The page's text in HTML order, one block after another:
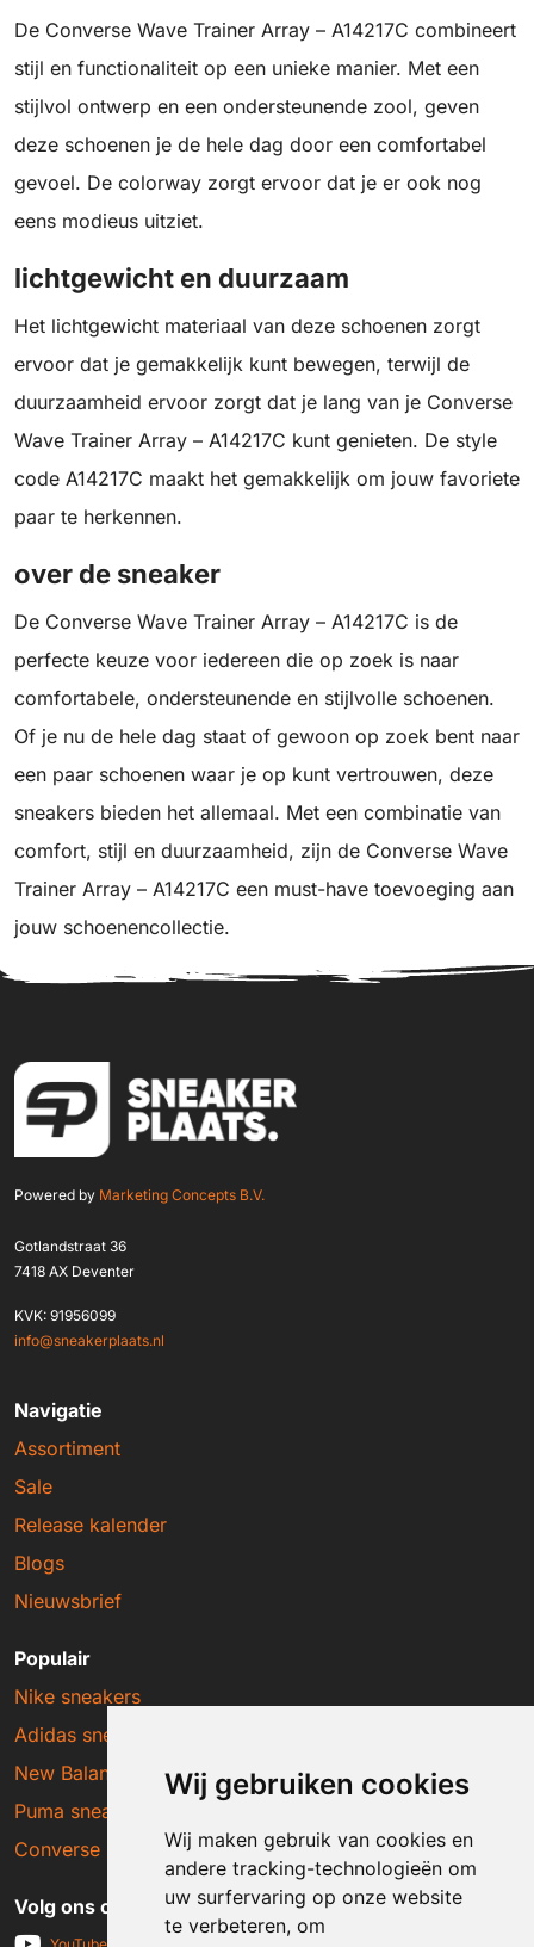
Wij gebruiken cookies
Wij maken gebruik van cookies en
andere tracking-technologieën om
uw surfervaring op onze website
te verbeteren, om
De Converse Wave Trainer Array – A14217C combineert
stijl en functionaliteit op een unieke manier. Met een
stijlvol ontwerp en een ondersteunende zool, geven
deze schoenen je de hele dag door een comfortabel
gevoel. De colorway zorgt ervoor dat je er ook nog
eens modieus uitziet.
lichtgewicht en duurzaam
Het lichtgewicht materiaal van deze schoenen zorgt
ervoor dat je gemakkelijk kunt bewegen, terwijl de
duurzaamheid ervoor zorgt dat je lang van je Converse
Wave Trainer Array – A14217C kunt genieten. De style
code A14217C maakt het gemakkelijk om jouw favoriete
paar te herkennen.
over de sneaker
De Converse Wave Trainer Array – A14217C is de
perfecte keuze voor iedereen die op zoek is naar
comfortabele, ondersteunende en stijlvolle schoenen.
Of je nu de hele dag staat of gewoon op zoek bent naar
een paar schoenen waar je op kunt vertrouwen, deze
sneakers bieden het allemaal. Met een combinatie van
comfort, stijl en duurzaamheid, zijn de Converse Wave
Trainer Array – A14217C een must-have toevoeging aan
jouw schoenencollectie.
Powered by Marketing Concepts B.V.
Gotlandstraat 36
7418 AX Deventer
KVK: 91956099
info@sneakerplaats.nl
Navigatie
Assortiment
Sale
Release kalender
Blogs
Nieuwsbrief
Populair
Nike sneakers
Adidas sneakers
New Balance sneakers
Puma sneakers
Converse sneakers
Volg ons op social media